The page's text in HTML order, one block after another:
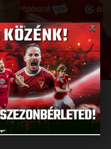
SIKEREK A
×